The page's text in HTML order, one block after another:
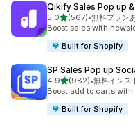
Qikify Sales Pop up
5.05つ星中
(567)
合計レビュー数：567件
•無料プラン
Boost sales with
Built for Shopify
SP Sales Pop up
4.95つ星中
(982)
合計レビュー数：982件
•無料インス
Boost add to carts
Built for Shopify